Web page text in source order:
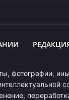
фотографии,